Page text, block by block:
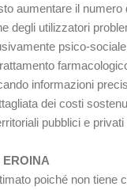
aumentare il
degli utilizzatori
psico-
informazioni
dei costi
pubblici e
EROINA
poiché non tiene